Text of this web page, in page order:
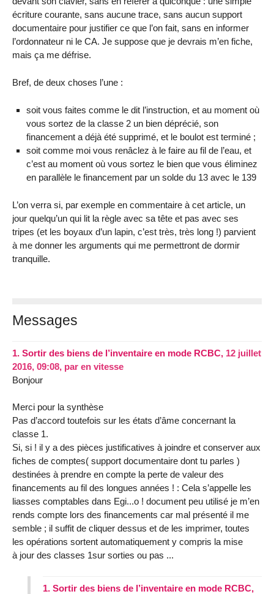
écriture courante, sans aucune trace, sans aucun support
documentaire pour justifier ce que l’on fait, sans en informer
l’ordonnateur ni le CA. Je suppose que je devrais m’en fiche,
mais ça me défrise.
Bref, de deux choses l’une :
soit vous faites comme le dit l’instruction, et au moment où
vous sortez de la classe 2 un bien déprécié, son
financement a déjà été supprimé, et le boulot est terminé ;
soit comme moi vous renâclez à le faire au fil de l’eau, et
c’est au moment où vous sortez le bien que vous éliminez
en parallèle le financement par un solde du 13 avec le 139
L’on verra si, par exemple en commentaire à cet article, un
jour quelqu’un qui lit la règle avec sa tête et pas avec ses
tripes (et les boyaux d’un lapin, c’est très, très long !) parvient
à me donner les arguments qui me permettront de dormir
tranquille.
Messages
1. Sortir des biens de l’inventaire en mode RCBC, 12 juillet
2016, 09:08, par en vitesse
Bonjour
Merci pour la synthèse
Pas d’accord toutefois sur les états d’âme concernant la
classe 1.
Si, si ! il y a des pièces justificatives à joindre et conserver aux
fiches de comptes( support documentaire dont tu parles )
destinées à prendre en compte la perte de valeur des
financements au fil des longues années ! : Cela s’appelle les
liasses comptables dans Egi...o ! document peu utilisé je m’en
rends compte lors des financements car mal présenté il me
semble ; il suffit de cliquer dessus et de les imprimer, toutes
les opérations sortent automatiquement y compris la mise
à jour des classes 1sur sorties ou pas ...
1. Sortir des biens de l’inventaire en mode RCBC,